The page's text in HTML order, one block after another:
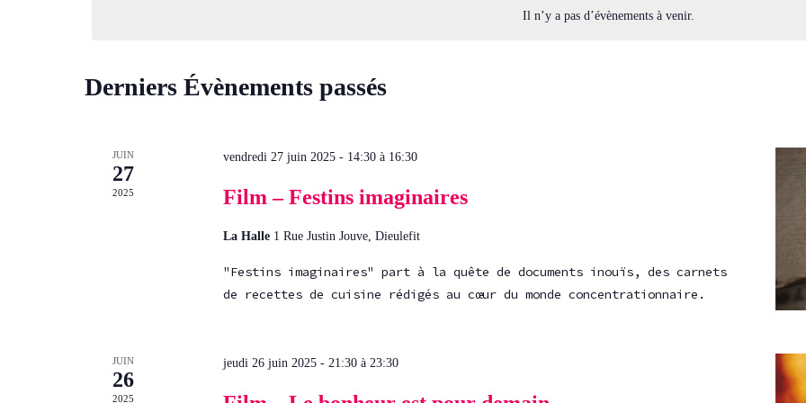
Il n’y a pas d’évènements à venir.
Derniers Évènements passés
JUIN
27
2025
vendredi 27 juin 2025 - 14:30à 16:30
Film – Festins imaginaires
La Halle 1 Rue Justin Jouve, Dieulefit
"Festins imaginaires" part à la quête de documents inouïs, des carnets
de recettes de cuisine rédigés au cœur du monde concentrationnaire.
JUIN
26
2025
jeudi 26 juin 2025 - 21:30à 23:30